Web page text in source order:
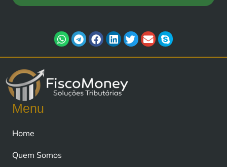
Menu
Home
Quem Somos